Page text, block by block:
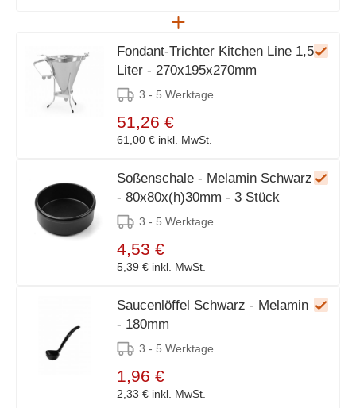
Fondant-Trichter Kitchen Line 1,5
Liter - 270x195x270mm
3 - 5 Werktage
51,26 €
61,00 € inkl. MwSt.
Soßenschale - Melamin Schwarz
- 80x80x(h)30mm - 3 Stück
3 - 5 Werktage
4,53 €
5,39 € inkl. MwSt.
Saucenlöffel Schwarz - Melamin
- 180mm
3 - 5 Werktage
1,96 €
2,33 € inkl. MwSt.